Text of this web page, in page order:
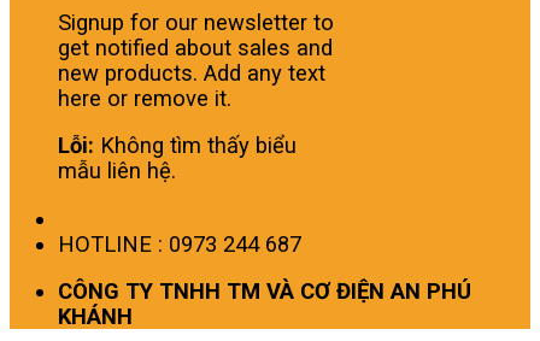
Signup for our newsletter to
get notified about sales and
new products. Add any text
here or remove it.
Lỗi: Không tìm thấy biểu
mẫu liên hệ.
HOTLINE : 0973 244 687
CÔNG TY TNHH TM VÀ CƠ ĐIỆN AN PHÚ
KHÁNH